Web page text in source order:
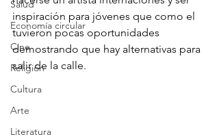
Salud
Economía circular
Cine
Religión
Cultura
Arte
Literatura
inspiración para jóvenes que como el
tuvieron pocas oportunidades
demostrando que hay alternativas para
salir de la calle.